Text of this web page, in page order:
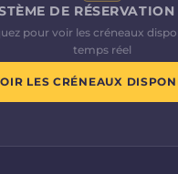
DE
pour voir les créneaux
temps réel
LES CRÉNEAUX